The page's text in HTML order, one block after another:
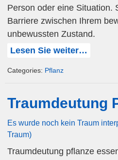
Person oder eine Situation.
Barriere zwischen Ihrem
unbewussten Zustand.
Lesen Sie weiter…
Categories: Pflanz
Traumdeutung
Es wurde noch kein Traum
Traum)
Traumdeutung pflanze